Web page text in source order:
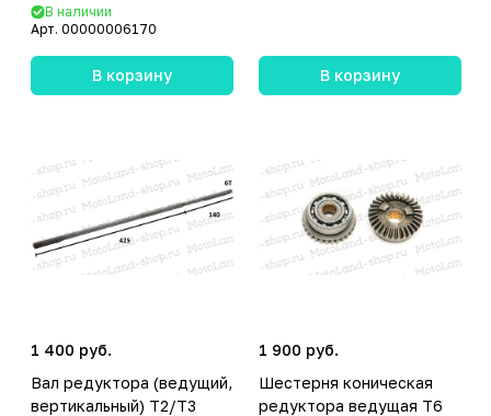
В наличии
Арт. 00000006170
В корзину В корзину
1 400 руб.
Вал редуктора (ведущий,
вертикальный) T2/T3
1 900 руб.
Шестерня коническая
редуктора ведущая T6